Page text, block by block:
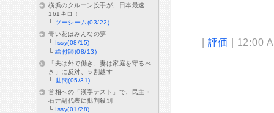
| 評価 | 12:00
横浜のクルーン投手が、日本最速
161キロ！
└ツーシーム(03/22)
青い花はみんなの夢
└ Issy(08/15)
└絵付師(08/13)
「夫は外で働き、妻は家庭を守るべ
き」に反対、５割越す
└世間(05/31)
首相への「漢字テスト」で、民主・
石井副代表に批判殺到
└ Issy(01/28)